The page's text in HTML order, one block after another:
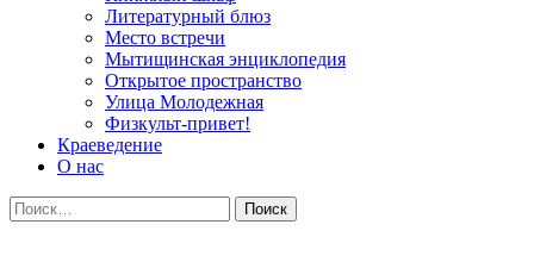
Литературный блюз
Место встречи
Мытищинская энциклопедия
Открытое пространство
Улица Молодежная
Физкульт-привет!
Краеведение
О нас
Найти: